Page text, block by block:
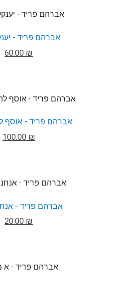
אברהם פריד -
60.00 ₪
אברהם פריד - אוסף
100.00 ₪
אברהם פריד -
20.00 ₪